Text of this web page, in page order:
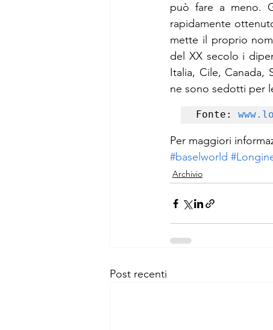
può fare a meno.
rapidamente
mette il proprio
del XX secolo i
Italia, Cile, Canada,
ne sono sedotti per
Fonte:
Per maggiori
#baselworld
Archivio
Post recenti